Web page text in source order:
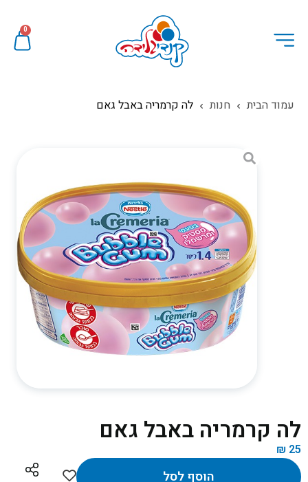
0
עמוד הבית חנות לה קרמריה באבל גאם
לה קרמריה באבל גאם
₪ 25
הוסף לסל